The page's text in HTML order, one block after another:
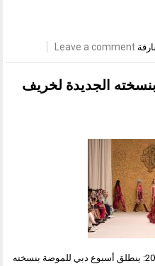
Leave a comment
الجديدة لخريف
دبي، الإمارات العربية المتحدة، 31 يناير 2025: ينطلق أسبوع دبي للموضة بنسخته